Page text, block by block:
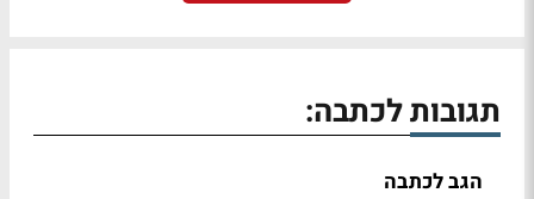
תגובות לכתבה:
הגב לכתבה